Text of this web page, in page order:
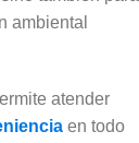
ambiental
atender
en todo